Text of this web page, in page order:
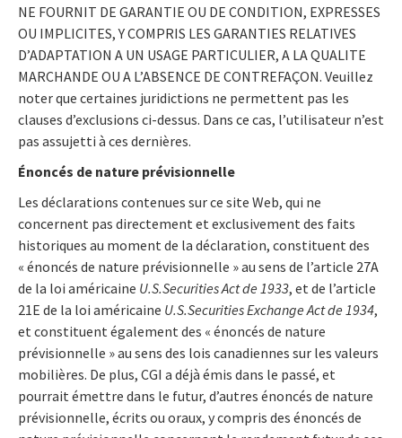
NE FOURNIT DE GARANTIE OU DE CONDITION, EXPRESSES
OU IMPLICITES, Y COMPRIS LES GARANTIES RELATIVES
D’ADAPTATION A UN USAGE PARTICULIER, A LA QUALITE
MARCHANDE OU A L’ABSENCE DE CONTREFAÇON. Veuillez
noter que certaines juridictions ne permettent pas les
clauses d’exclusions ci-dessus. Dans ce cas, l’utilisateur n’est
pas assujetti à ces dernières.
Énoncés de nature prévisionnelle
Les déclarations contenues sur ce site Web, qui ne
concernent pas directement et exclusivement des faits
historiques au moment de la déclaration, constituent des
« énoncés de nature prévisionnelle » au sens de l’article 27A
de la loi américaine U.S.Securities Act de 1933, et de l’article
21E de la loi américaine U.S.Securities Exchange Act de 1934,
et constituent également des « énoncés de nature
prévisionnelle » au sens des lois canadiennes sur les valeurs
mobilières. De plus, CGI a déjà émis dans le passé, et
pourrait émettre dans le futur, d’autres énoncés de nature
prévisionnelle, écrits ou oraux, y compris des énoncés de